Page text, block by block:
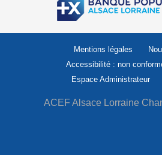
Mentions légales
Accessibilité : non
Espace Administrateur
ACEF Alsace Lorraine